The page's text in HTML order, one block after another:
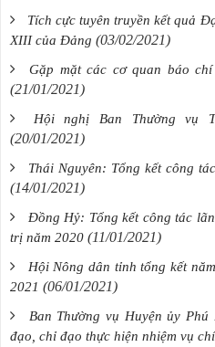
Tích cực tuyên truyền kết quả
XIII của Đảng (03/02/2021)
Gặp mặt các cơ quan báo
(21/01/2021)
Hội nghị Ban Thường vụ
(20/01/2021)
Thái Nguyên: Tổng kết công
(14/01/2021)
Đồng Hỷ: Tổng kết công tác
trị năm 2020 (11/01/2021)
Hội Nông dân tỉnh tổng kết
2021 (06/01/2021)
Ban Thường vụ Huyện ủy
đạo, chỉ đạo thực hiện nhiệm vụ